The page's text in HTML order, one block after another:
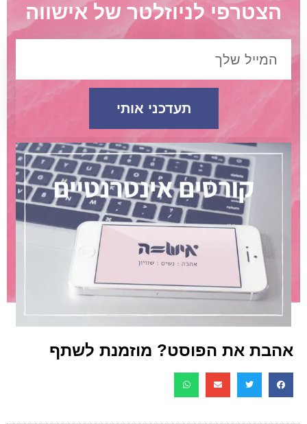
הצטרפי לניוזלטר של אישווה
תעדכני אותי
אהבת את הפוסט? מוזמנת לשתף